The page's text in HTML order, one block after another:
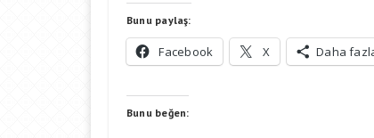
Bunu paylaş:
Facebook X Daha
Bunu beğen: